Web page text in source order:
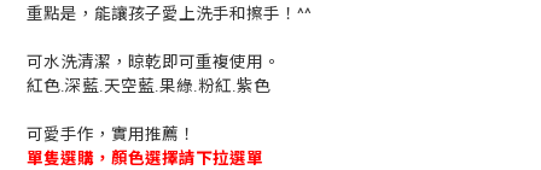
重點是，能讓孩子愛上洗手和擦手！^^
可水洗清潔，晾乾即可重複使用。
紅色.深藍.天空藍.果綠.粉紅.紫色
可愛手作，實用推薦！
單隻選購，顏色選擇請下拉選單